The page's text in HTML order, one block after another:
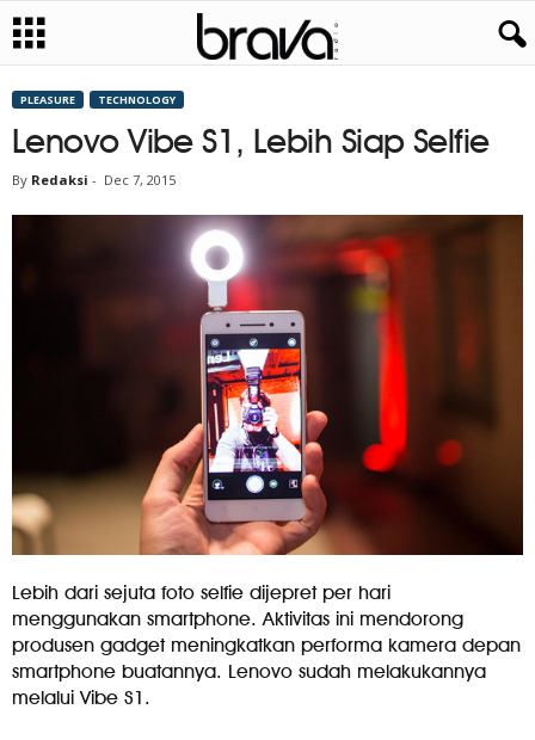
PLEASURE TECHNOLOGY
Lenovo Vibe S1, Lebih Siap Selfie
By Redaksi - Dec 7, 2015
Lebih dari sejuta foto selfie dijepret per hari
menggunakan smartphone. Aktivitas ini mendorong
produsen gadget meningkatkan performa kamera depan
smartphone buatannya. Lenovo sudah melakukannya
melalui Vibe S1.